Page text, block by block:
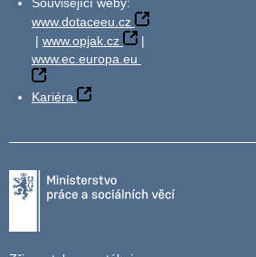
www.dotaceeu.cz
| www.opjak.cz
|
www.ec.europa.eu
Kariéra